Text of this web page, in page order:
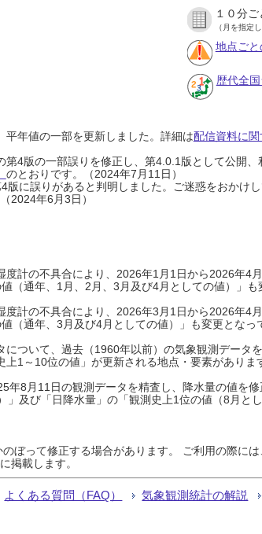
１０分
（月を指定
地点ご
歴代全
年値の一部を更新しました。詳細は配信資料に関
4版の一部誤りを修正し、第4.0.1版として公開
のとおりです。（2024年7月11日）
に誤りがあると判明しました。ご迷惑をおかけ
2024年6月3日）
計の不具合により、2026年1月1日から2026年4
（通年、1月、2月、3月及び4月としての値）」も
計の不具合により、2026年3月1日から2026年4
（通年、3月及び4月としての値）」も変更とな
ついて、過去（1960年以前）の気象観測データ
1～10位の値」が更新される地点・要素がありま
年8月11日の観測データを精査し、降水量の値を
」及び「日降水量」の「観測史上1位の値（8月と
ぼって修正する場合があります。 ご利用の際に
掲載します。
よくある質問（FAQ） 気象観測統計の解説